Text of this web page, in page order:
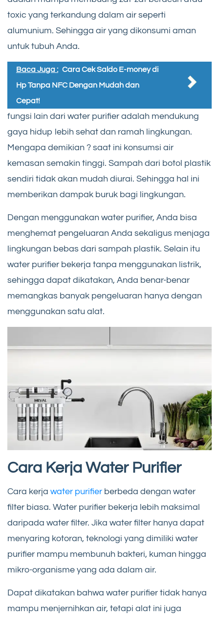
toxic yang terkandung dalam air seperti
alumunium. Sehingga air yang dikonsumi aman
untuk tubuh Anda.
Baca Juga : Cara Cek Saldo E-money di
Hp Tanpa NFC Dengan Mudah dan
Cepat!
fungsi lain dari water purifier adalah mendukung
gaya hidup lebih sehat dan ramah lingkungan.
Mengapa demikian ? saat ini konsumsi air
kemasan semakin tinggi. Sampah dari botol plastik
sendiri tidak akan mudah diurai. Sehingga hal ini
memberikan dampak buruk bagi lingkungan.
Dengan menggunakan water purifier, Anda bisa
menghemat pengeluaran Anda sekaligus menjaga
lingkungan bebas dari sampah plastik. Selain itu
water purifier bekerja tanpa menggunakan listrik,
sehingga dapat dikatakan, Anda benar-benar
memangkas banyak pengeluaran hanya dengan
menggunakan satu alat.
Cara Kerja Water Purifier
Cara kerja water purifier berbeda dengan water
filter biasa. Water purifier bekerja lebih maksimal
daripada water filter. Jika water filter hanya dapat
menyaring kotoran, teknologi yang dimiliki water
purifier mampu membunuh bakteri, kuman hingga
mikro-organisme yang ada dalam air.
Dapat dikatakan bahwa water purifier tidak hanya
mampu menjernihkan air, tetapi alat ini juga